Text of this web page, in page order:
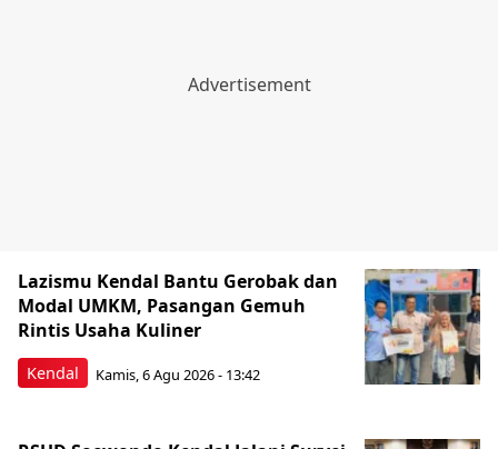
Kendal
Lazismu Kendal Bantu Gerobak dan
Modal UMKM, Pasangan Gemuh
Rintis Usaha Kuliner
Kamis, 6 Agu 2026 - 13:42